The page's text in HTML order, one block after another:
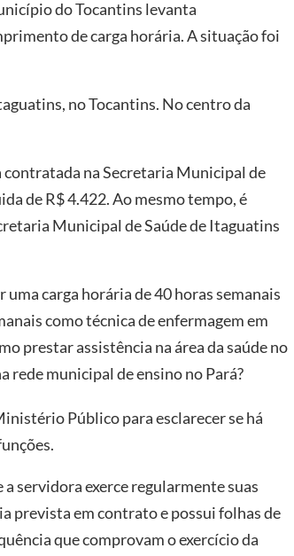
do Tocantins levanta
de carga horária. A situação foi
no Tocantins. No centro da
contratada na Secretaria Municipal de
de R$ 4.422. Ao mesmo tempo, é
Municipal de Saúde de Itaguatins
carga horária de 40 horas semanais
como técnica de enfermagem em
prestar assistência na área da saúde no
rede municipal de ensino no Pará?
Público para esclarecer se há
servidora exerce regularmente suas
prevista em contrato e possui folhas de
que comprovam o exercício da